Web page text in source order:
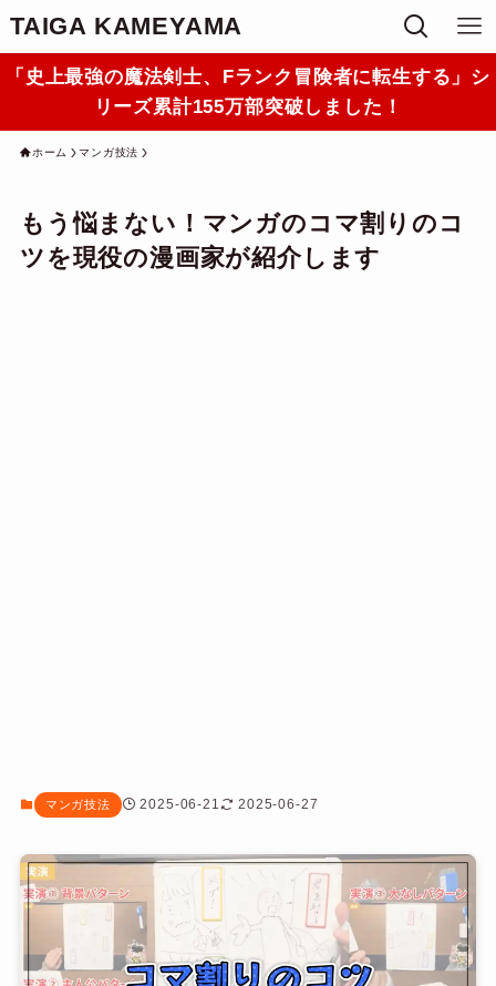
TAIGA KAMEYAMA
「史上最強の魔法剣士、Fランク冒険者に転生する」シ
リーズ累計155万部突破しました！
ホーム マンガ技法
もう悩まない！マンガのコマ割りのコ
ツを現役の漫画家が紹介します
マンガ技法 2025-06-21 2025-06-27